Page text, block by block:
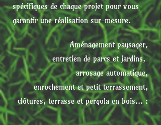
spécifiques de chaque projet pour vous
garantir une réalisation sur-mesure.
Aménagement paysager,
entretien de parcs et jardins,
arrosage automatique,
enrochement et petit terrassement,
clôtures, terrasse et pergola en bois… :